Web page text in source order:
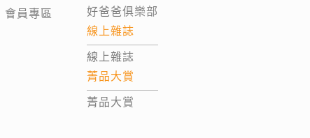
會員專區
好爸爸俱樂部
線上雜誌
線上雜誌
菁品大賞
菁品大賞